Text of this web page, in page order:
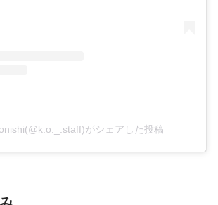
がシェアした投稿